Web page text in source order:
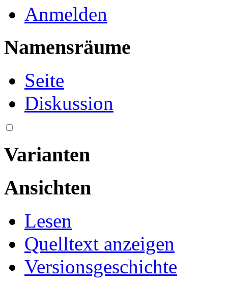
Anmelden
Namensräume
Seite
Diskussion
Varianten
Ansichten
Lesen
Quelltext anzeigen
Versionsgeschichte